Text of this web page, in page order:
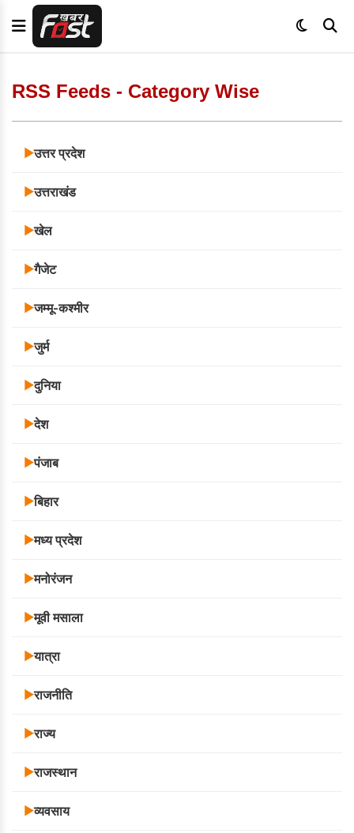
RSS Feeds - Category Wise
▶उत्तर प्रदेश
▶उत्तराखंड
▶खेल
▶गैजेट
▶जम्मू-कश्मीर
▶जुर्म
▶दुनिया
▶देश
▶पंजाब
▶बिहार
▶मध्य प्रदेश
▶मनोरंजन
▶मूवी मसाला
▶यात्रा
▶राजनीति
▶राज्य
▶राजस्थान
▶व्यवसाय